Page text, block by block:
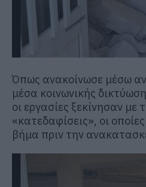
Όπως ανακοίνωσε μέσω
μέσα κοινωνικής
οι εργασίες ξεκίνησαν με
«κατεδαφίσεις», οι
βήμα πριν την